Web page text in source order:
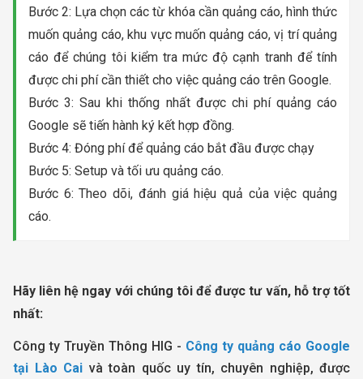
Bước 2: Lựa chọn các từ khóa cần quảng cáo, hình thức
muốn quảng cáo, khu vực muốn quảng cáo, vị trí quảng
cáo để chúng tôi kiểm tra mức độ cạnh tranh để tính
được chi phí cần thiết cho việc quảng cáo trên Google.
Bước 3: Sau khi thống nhất được chi phí quảng cáo
Google sẽ tiến hành ký kết hợp đồng.
Bước 4: Đóng phí để quảng cáo bắt đầu được chạy
Bước 5: Setup và tối ưu quảng cáo.
Bước 6: Theo dõi, đánh giá hiệu quả của việc quảng
cáo.
Hãy liên hệ ngay với chúng tôi để được tư vấn, hỗ trợ tốt
nhất:
Công ty Truyền Thông HIG - Công ty quảng cáo Google
tại Lào Cai và toàn quốc uy tín, chuyên nghiệp, được